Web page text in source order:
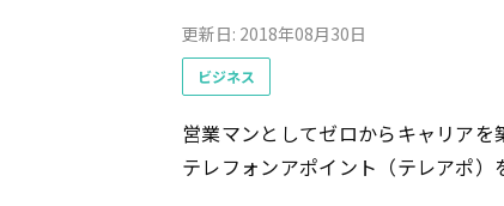
更新日: 2018年08月30日
ビジネス
営業マンとしてゼロからキャリア
テレフォンアポイント（テレアポ）